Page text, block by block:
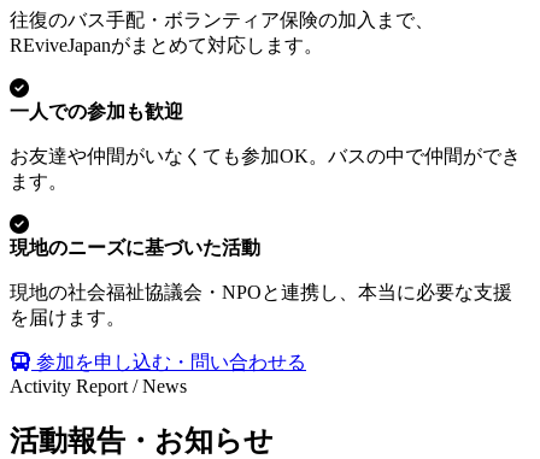
往復のバス手配・ボランティア保険の加入まで、
REviveJapanがまとめて対応します。
一人での参加も歓迎
お友達や仲間がいなくても参加OK。バスの中で仲間ができ
ます。
現地のニーズに基づいた活動
現地の社会福祉協議会・NPOと連携し、本当に必要な支援
を届けます。
参加を申し込む・問い合わせる
Activity Report / News
活動報告・お知らせ